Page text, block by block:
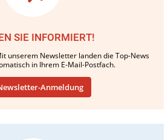
SIE INFORMIERT!
unserem Newsletter landen die Top-News
in Ihrem E-Mail-Postfach.
Anmeldung